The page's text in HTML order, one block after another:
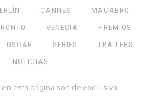
CANNES
MACABRO
VENECIA
PREMIOS
OSCAR SERIES
TRAILERS
NOTICIAS
esta página son de exclusiva